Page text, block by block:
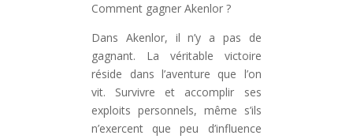
Comment gagner Akenlor ?
Dans Akenlor, il n’y a pas de
gagnant. La véritable victoire
réside dans l’aventure que l’on
vit. Survivre et accomplir ses
exploits personnels, même s’ils
n’exercent que peu d’influence